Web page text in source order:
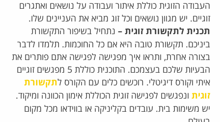
העבודה הזוגית כוללת איתור ועבודה על נושאים ואתגרים
זוגיים. יש מגוון נושאים וכל זוג מביא את העניינים שלו.
תכנית לתקשורת זוגית – נתחיל בשיפור התקשורת
ביניכם. תקשורת טובה היא אם כל החוכמות. תלמדו לדבר
בצורה אחרת, ותראו איך מפגישה לפגישה אתם פותרים את
הבעיות שלכם בעצמכם.
התוכנית כוללת 5 מפגשים זוגיים
איתי וקורס דיגיטלי. רוכשים כלים עם הקורס לתקשורת
זוגית ונפגשים לפגישה זוגית הכוללת אימון הכוונה ומיקוד.
יש משימות בית. עובדים בקליניקה או בווידאו מכל מקום